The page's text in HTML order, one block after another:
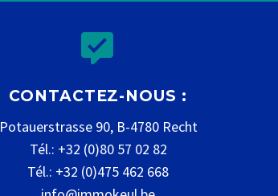


CONTACTEZ-NOUS :
Potauerstrasse 90, B-4780 Recht
Tél.: +32 (0)80 57 02 82
Tél.: +32 (0)475 462 668